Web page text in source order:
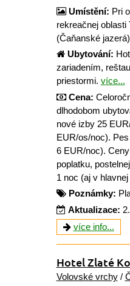
Umístění: Pri
rekreačnej oblasti
(Čaňanské
Ubytování:
zariadením,
priestormi. více...
Cena:
dlhodobom
nové izby 25
EUR/os/noc).
6 EUR/noc).
poplatku,
1 noc (aj v
Poznámky:
Aktualizace:
více info...
Hotel Zlaté
Volovské vrchy/